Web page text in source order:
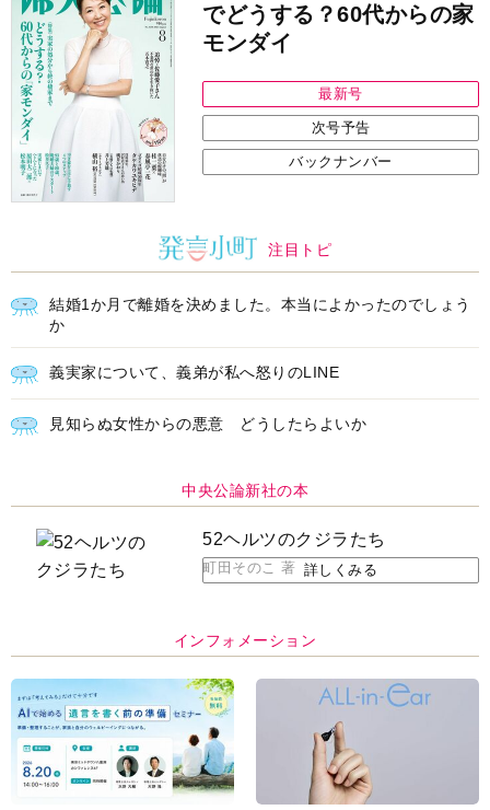
でどうする？60代からの家
モンダイ
最新号
次号予告
バックナンバー
注目トピ
結婚1か月で離婚を決めました。本当によかったのでしょう
か
義実家について、義弟が私へ怒りのLINE
見知らぬ女性からの悪意 どうしたらよいか
中央公論新社の本
52ヘルツのクジラたち
町田そのこ 著 詳しくみる
インフォメーション